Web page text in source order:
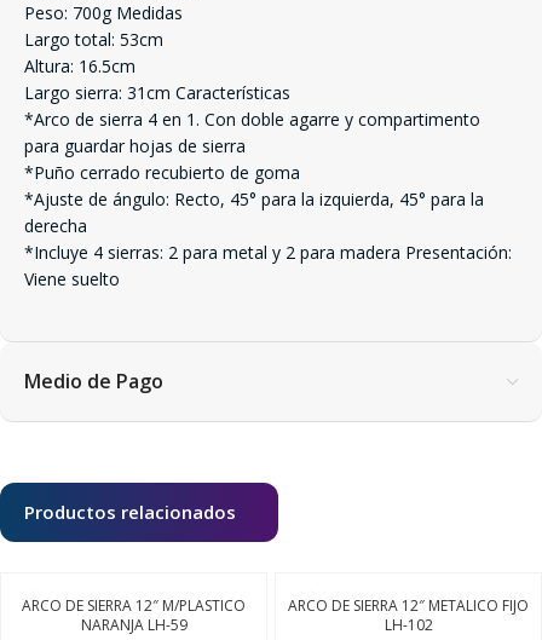
Peso: 700g Medidas
Largo total: 53cm
Altura: 16.5cm
Largo sierra: 31cm Características
*Arco de sierra 4 en 1. Con doble agarre y compartimento
para guardar hojas de sierra
*Puño cerrado recubierto de goma
*Ajuste de ángulo: Recto, 45° para la izquierda, 45° para la
derecha
*Incluye 4 sierras: 2 para metal y 2 para madera Presentación:
Viene suelto
Medio de Pago
Productos relacionados
ARCO DE SIERRA 12″ M/PLASTICO
NARANJA LH-59
ARCO DE SIERRA 12″ METALICO FIJO
LH-102